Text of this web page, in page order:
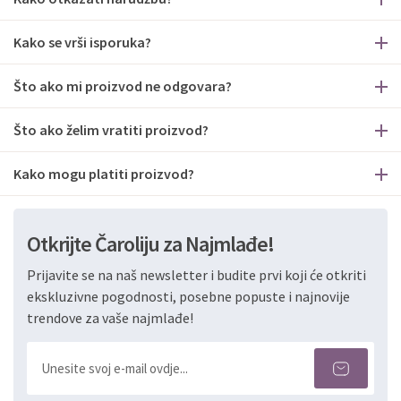
Kako se vrši isporuka?
Što ako mi proizvod ne odgovara?
Što ako želim vratiti proizvod?
Kako mogu platiti proizvod?
Otkrijte Čaroliju za Najmlađe!
Prijavite se na naš newsletter i budite prvi koji će otkriti
ekskluzivne pogodnosti, posebne popuste i najnovije
trendove za vaše najmlađe!